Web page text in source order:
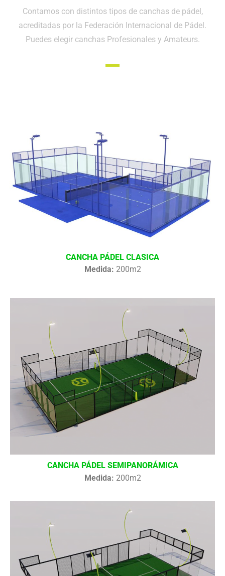
Contamos con distintos tipos de canchas de pádel,
acreditadas por la Federación Internacional de Pádel.
Puedes elegir canchas Profesionales y Amateurs.
CANCHA PÁDEL CLASICA
Medida: 200m2
CANCHA PÁDEL SEMIPANORÁMICA
Medida: 200m2